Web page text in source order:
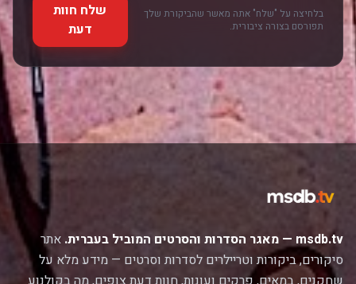
בלחיצה על "שלח" אתה מאשר שהביקורת שלך
תפורסם בצורה ציבורית.
שלח חוות
דעת
msdb.tv — מאגר הסדרות והסרטים המוביל בעברית.
אתר
סיקורים, ביקורות וטריילרים לסדרות וסרטים — מידע מלא על